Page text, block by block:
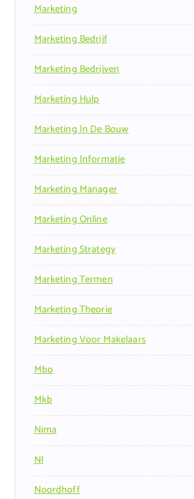
Marketing
Marketing Bedrijf
Marketing Bedrijven
Marketing Hulp
Marketing In De Bouw
Marketing Informatie
Marketing Manager
Marketing Online
Marketing Strategy
Marketing Termen
Marketing Theorie
Marketing Voor Makelaars
Mbo
Mkb
Nima
Nl
Noordhoff